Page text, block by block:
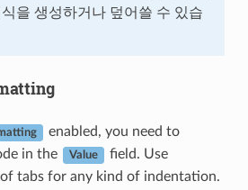
을 생성하거나 덮어쓸 수 있습
enabled, you need to
in the
Value
field. Use
tabs for any kind of indentation.